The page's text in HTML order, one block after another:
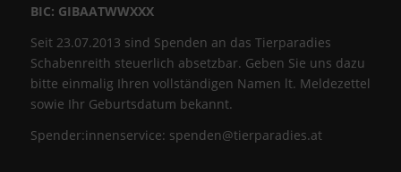
BIC: GIBAATWWXXX
Seit 23.07.2013 sind Spenden an das Tierparadies
Schabenreith steuerlich absetzbar. Geben Sie uns dazu
bitte einmalig Ihren vollständigen Namen lt. Meldezettel
sowie Ihr Geburtsdatum bekannt.
Spender:innenservice: spenden@tierparadies.at